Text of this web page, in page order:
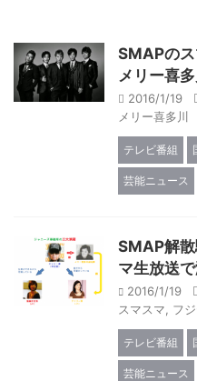
SMAPのス
メリー喜
2016/1/19
メリー喜多川
テレビ番組
芸能ニュース
SMAP解
マ生放送
2016/1/19
スマスマ
フ
テレビ番組
芸能ニュース